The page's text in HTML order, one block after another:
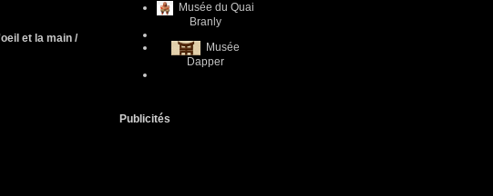
et la main /
Musée du Quai
Branly
Musée
Dapper
Publicités